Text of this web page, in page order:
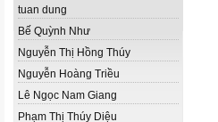
tuan dung
Bế Quỳnh Như
Nguyễn Thị Hồng Thúy
Nguyễn Hoàng Triều
Lê Ngọc Nam Giang
Phạm Thị Thúy Diệu